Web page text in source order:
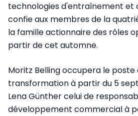
technologies d'entraînement et
confie aux membres de la
la famille actionnaire des rôles
partir de cet automne.
Moritz Belling occupera le
transformation à partir du 5
Lena Günther celui de
développement commercial à